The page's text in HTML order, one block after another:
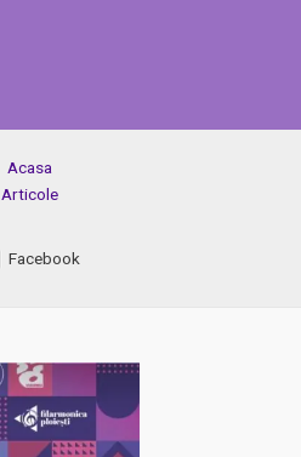
Acasa
Articole
Facebook